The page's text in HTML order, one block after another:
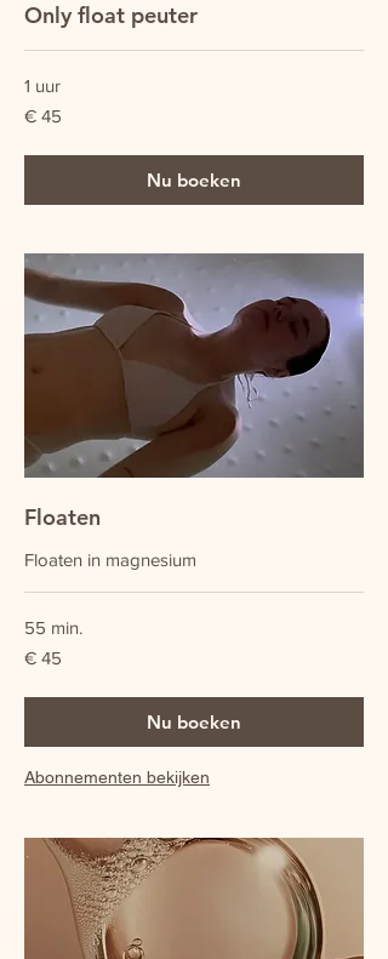
Only float peuter
1 uur
45
euro
€ 45
Nu boeken
Floaten
Floaten in magnesium
55 min.
45
euro
€ 45
Nu boeken
Abonnementen bekijken